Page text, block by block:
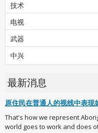
技术
电视
武器
中兴
最新消息
原住民在普通人的视线中表现
That's how we represent
world goes to work and does